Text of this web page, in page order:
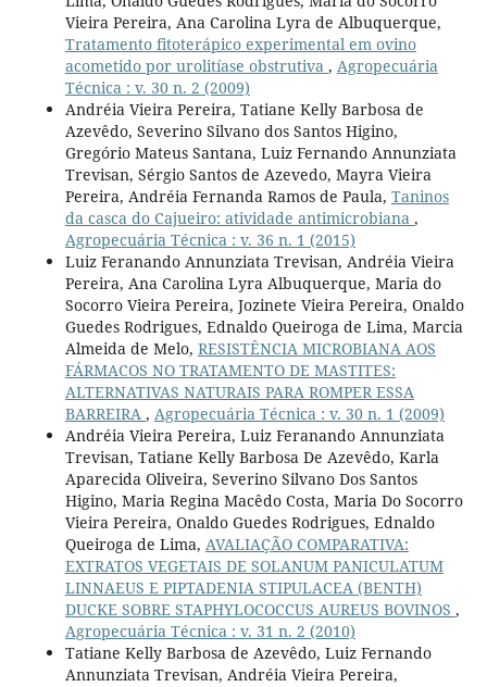
Vieira Pereira, Ana Carolina Lyra de Albuquerque,
Tratamento fitoterápico experimental em ovino
acometido por urolitíase obstrutiva , Agropecuária
Técnica : v. 30 n. 2 (2009)
Andréia Vieira Pereira, Tatiane Kelly Barbosa de
Azevêdo, Severino Silvano dos Santos Higino,
Gregório Mateus Santana, Luiz Fernando Annunziata
Trevisan, Sérgio Santos de Azevedo, Mayra Vieira
Pereira, Andréia Fernanda Ramos de Paula, Taninos
da casca do Cajueiro: atividade antimicrobiana ,
Agropecuária Técnica : v. 36 n. 1 (2015)
Luiz Feranando Annunziata Trevisan, Andréia Vieira
Pereira, Ana Carolina Lyra Albuquerque, Maria do
Socorro Vieira Pereira, Jozinete Vieira Pereira, Onaldo
Guedes Rodrigues, Ednaldo Queiroga de Lima, Marcia
Almeida de Melo, RESISTÊNCIA MICROBIANA AOS
FÁRMACOS NO TRATAMENTO DE MASTITES:
ALTERNATIVAS NATURAIS PARA ROMPER ESSA
BARREIRA , Agropecuária Técnica : v. 30 n. 1 (2009)
Andréia Vieira Pereira, Luiz Feranando Annunziata
Trevisan, Tatiane Kelly Barbosa De Azevêdo, Karla
Aparecida Oliveira, Severino Silvano Dos Santos
Higino, Maria Regina Macêdo Costa, Maria Do Socorro
Vieira Pereira, Onaldo Guedes Rodrigues, Ednaldo
Queiroga de Lima, AVALIAÇÃO COMPARATIVA:
EXTRATOS VEGETAIS DE SOLANUM PANICULATUM
LINNAEUS E PIPTADENIA STIPULACEA (BENTH)
DUCKE SOBRE STAPHYLOCOCCUS AUREUS BOVINOS ,
Agropecuária Técnica : v. 31 n. 2 (2010)
Tatiane Kelly Barbosa de Azevêdo, Luiz Fernando
Annunziata Trevisan, Andréia Vieira Pereira,